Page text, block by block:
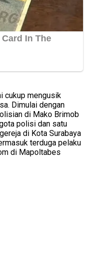
cukup mengusik
Dimulai dengan
di Mako Brimob
polisi dan satu
di Kota Surabaya
terduga pelaku
di Mapoltabes